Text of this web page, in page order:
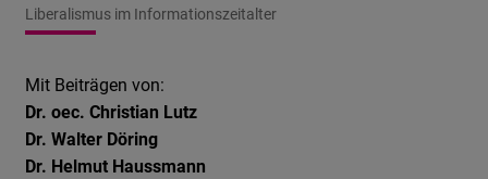
Liberalismus im Informationszeitalter
Mit Beiträgen von:
Dr. oec. Christian Lutz
Dr. Walter Döring
Dr. Helmut Haussmann